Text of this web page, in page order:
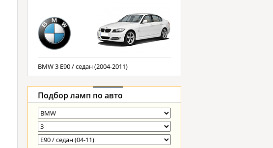
BMW 3 E90 / седан (2004-2011)
Подбор ламп по авто